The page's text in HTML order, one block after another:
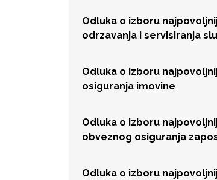
Odluka o izboru
odrzavanja i servisiranja
Odluka o izboru
osiguranja imovine
Odluka o izboru
obveznog osiguranja
Odluka o izboru